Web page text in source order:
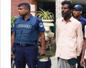
অপরাধ
প্রবাস
প্রযুক্তি